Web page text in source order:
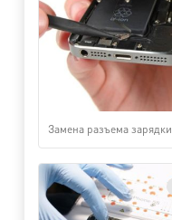
Замена разъема зарядки